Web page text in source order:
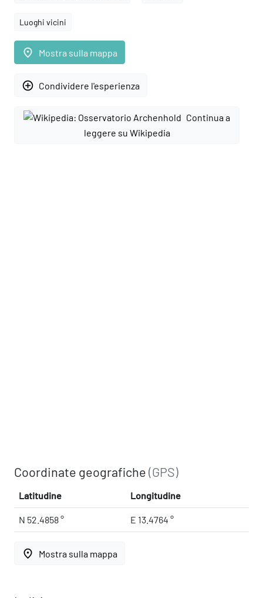
Luoghi vicini
place Mostra sulla mappa
add_circle_outline Condividere l'esperienza
Continua a
leggere su Wikipedia
Coordinate geografiche(GPS)
Latitudine Longitudine
N 52.4858 ° E 13.4764 °
place Mostra sulla mappa